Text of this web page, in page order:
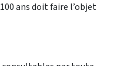
ans doit faire l’objet